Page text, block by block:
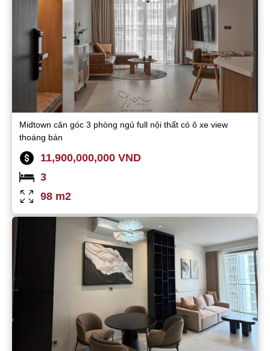
Midtown căn góc 3 phòng ngủ full nội thất có ô xe view
thoáng bán
11,900,000,000 VND
3
98 m2